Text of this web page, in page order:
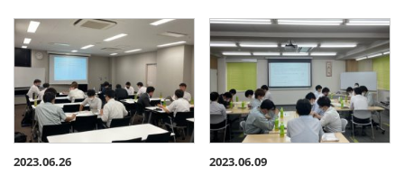
2023.06.26
2023.06.09